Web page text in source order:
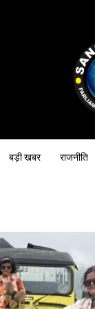
बड़ी खबर राजनीति